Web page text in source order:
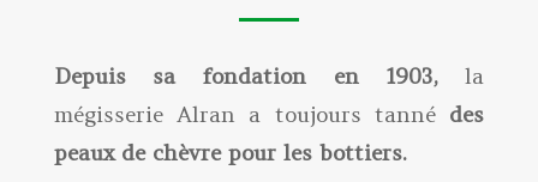
Depuis sa fondation en 1903,la
mégisserie Alran a toujours tanné des
peaux de chèvre pour les bottiers.